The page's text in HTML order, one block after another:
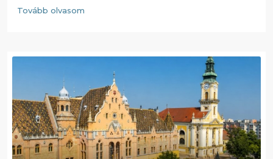
Tovább olvasom